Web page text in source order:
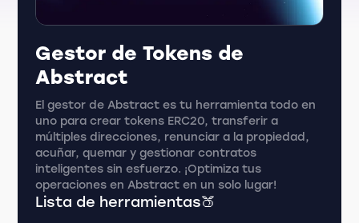
Gestor de Tokens de
Abstract
El gestor de Abstract es tu herramienta todo en
uno para crear tokens ERC20, transferir a
múltiples direcciones, renunciar a la propiedad,
acuñar, quemar y gestionar contratos
inteligentes sin esfuerzo. ¡Optimiza tus
operaciones en Abstract en un solo lugar!
Lista de herramientas🍑